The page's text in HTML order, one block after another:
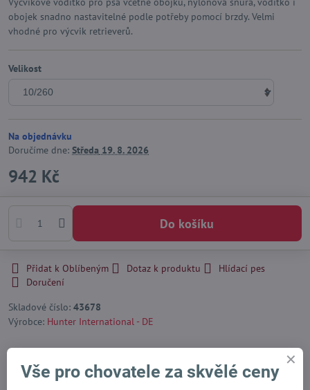
obojek snadno nastavitelné podle potřeby pomocí brzdy. Velmi
vhodné pro výcvik retrieverů.
Velikost
Na objednávku
Doručíme dne: Středa 19. 8. 2026
942 Kč
Do košíku
Přidat k Oblíbeným Dotaz k produktu
Hlídací pes
Doručení
Skladové číslo: 43678
Výrobce: Hunter International - DE
FacebookTwitterBlueskyPinterestReddit LinkedInWhatsApp
E-
mail
Vše pro chovatele za skvělé ceny